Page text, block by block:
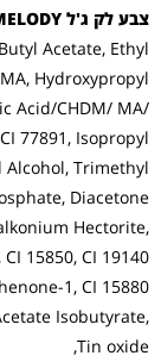
צבע לק ג'ל MELODY רכיבים:
Acetate, Ethyl
Hydroxypropyl
Acid/CHDM/ MA/
77891, Isopropyl
Alcohol, Trimethyl
Diacetone
Hectorite,
15850, CI 19140,
1, CI 15880
Isobutyrate,
Tin oxide,